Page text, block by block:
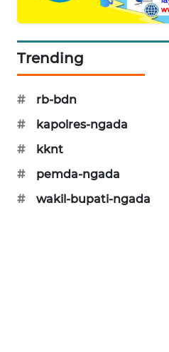
Trending
#
rb-bdn
#
kapolres-ngada
#
kknt
#
pemda-ngada
#
wakil-bupati-ngada
GARONGGANG
NEWS
FISUELRI
ID
ENERGI
NEWS
CILEUNGSI
NEWS